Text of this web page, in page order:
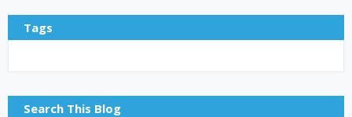
Tags
Search This Blog